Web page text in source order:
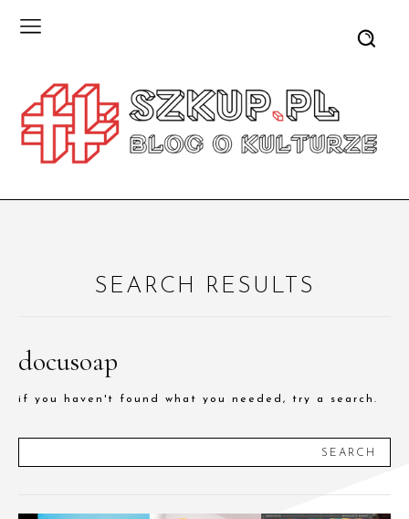
SEARCH RESULTS
docusoap
if you haven't found what you needed, try a search.
SEARCH